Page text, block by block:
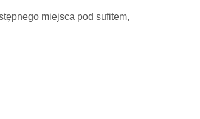
miejsca pod sufitem,